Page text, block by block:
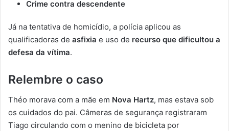
Crime contra descendente
Já na tentativa de homicídio, a polícia aplicou as
qualificadoras de asfixia e uso de recurso que dificultou a
defesa da vítima.
Relembre o caso
Théo morava com a mãe em Nova Hartz, mas estava sob
os cuidados do pai. Câmeras de segurança registraram
Tiago circulando com o menino de bicicleta por